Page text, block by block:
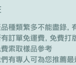
品種類繁多不能盡錄,
有訂單免運費, 免費打
費索取樣品參考
有專人可為您推薦